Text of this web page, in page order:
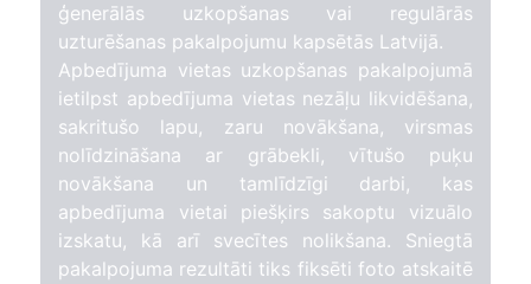
ģenerālās uzkopšanas vai regulārās
uzturēšanas pakalpojumu kapsētās Latvijā.
Apbedījuma vietas uzkopšanas pakalpojumā
ietilpst apbedījuma vietas nezāļu likvidēšana,
sakritušo lapu, zaru novākšana, virsmas
nolīdzināšana ar grābekli, vītušo puķu
novākšana un tamlīdzīgi darbi, kas
apbedījuma vietai piešķirs sakoptu vizuālo
izskatu, kā arī svecītes nolikšana. Sniegtā
pakalpojuma rezultāti tiks fiksēti foto atskaitē